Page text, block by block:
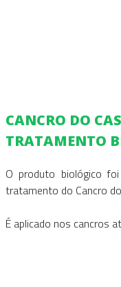
CANCRO DO
TRATAMENTO
O produto biológico
tratamento do Cancro
É aplicado nos cancros